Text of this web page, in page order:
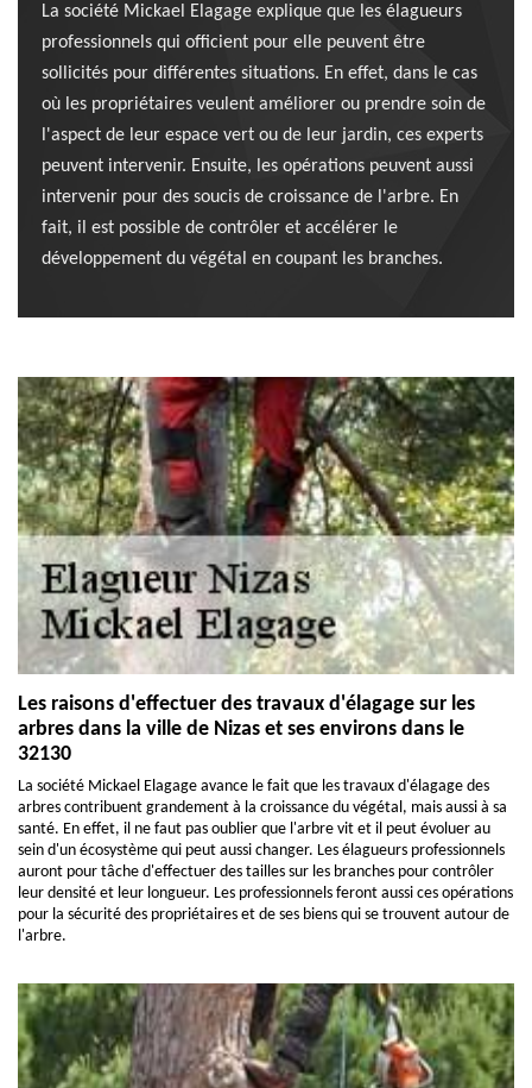
La société Mickael Elagage explique que les élagueurs
professionnels qui officient pour elle peuvent être
sollicités pour différentes situations. En effet, dans le cas
où les propriétaires veulent améliorer ou prendre soin de
l'aspect de leur espace vert ou de leur jardin, ces experts
peuvent intervenir. Ensuite, les opérations peuvent aussi
intervenir pour des soucis de croissance de l'arbre. En
fait, il est possible de contrôler et accélérer le
développement du végétal en coupant les branches.
Les raisons d'effectuer des travaux d'élagage sur les
arbres dans la ville de Nizas et ses environs dans le
32130
La société Mickael Elagage avance le fait que les travaux d'élagage des
arbres contribuent grandement à la croissance du végétal, mais aussi à sa
santé. En effet, il ne faut pas oublier que l'arbre vit et il peut évoluer au
sein d'un écosystème qui peut aussi changer. Les élagueurs professionnels
auront pour tâche d'effectuer des tailles sur les branches pour contrôler
leur densité et leur longueur. Les professionnels feront aussi ces opérations
pour la sécurité des propriétaires et de ses biens qui se trouvent autour de
l'arbre.